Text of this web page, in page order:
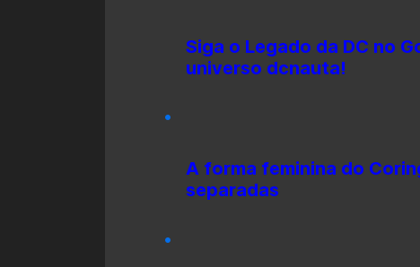
Siga o Legado da DC no
universo dcnauta!
A forma feminina do
separadas